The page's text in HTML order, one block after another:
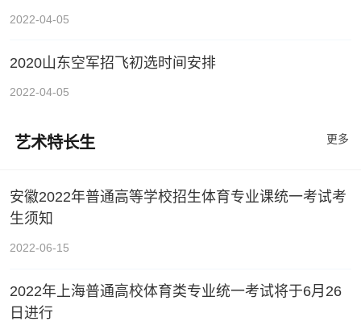
2022-04-05
2020山东空军招飞初选时间安排
2022-04-05
艺术特长生 更多
安徽2022年普通高等学校招生体育专业课统一考试考
生须知
2022-06-15
2022年上海普通高校体育类专业统一考试将于6月26
日进行